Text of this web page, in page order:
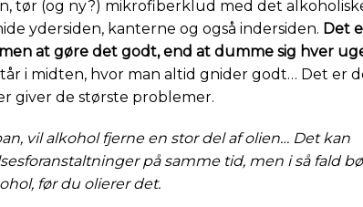
tør (og ny?) mikrofiberklud med det
ydersiden, kanterne og også indersiden. Det
at gøre det godt, end at dumme sig hver
i midten, hvor man altid gnider godt… Det er
giver de største problemer.
vil alkohol fjerne en stor del af olien… Det kan
på samme tid, men i så fald
før du olierer det.